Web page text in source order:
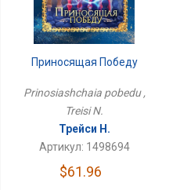
Приносящая Победу
Prinosiashchaia pobedu ,
Treisi N.
Трейси Н.
Артикул: 1498694
$61.96